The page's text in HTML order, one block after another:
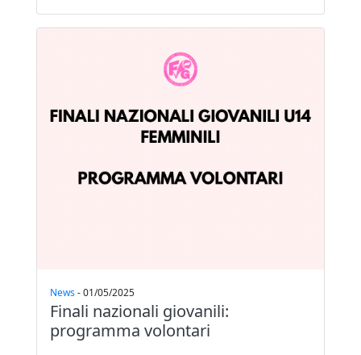
News-01/05/2025
Finali nazionali giovanili:
programma volontari